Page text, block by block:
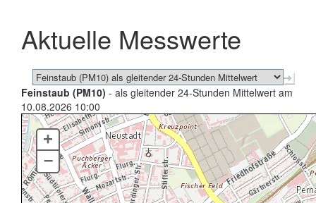
schließen
Aktuelle Messwerte
Feinstaub (PM10) - als gleitender 24-Stunden Mittelwert am
10.08.2026 10:00
+
–